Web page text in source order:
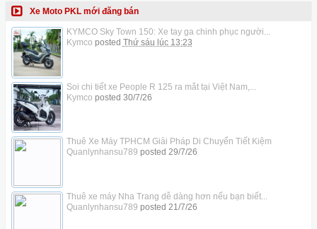
Xe Moto PKL mới đăng bán
KYMCO Sky Town 150: Xe tay ga chinh phục người...
Kymco posted Thứ sáu lúc 13:23
Soi chi tiết xe People R 125 ra mắt tại Việt Nam,...
Kymco posted 30/7/26
Thuê Xe Máy TPHCM Giải Pháp Di Chuyển Tiết Kiệm
Quanlynhansu789 posted 29/7/26
Thuê xe máy Nha Trang dễ dàng hơn nếu bạn biết...
Quanlynhansu789 posted 21/7/26